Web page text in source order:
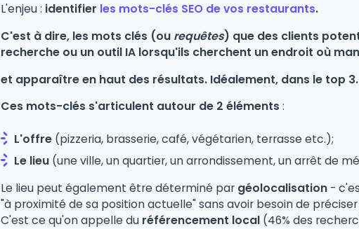
L'enjeu : identifier les mots-clés SEO de vos restaurants.
C'est à dire, les mots clés (ou requêtes) que des clients
recherche ou un outil IA lorsqu'ils cherchent un endroit où
et apparaître en haut des résultats. Idéalement, dans le top 3.
Ces mots-clés s'articulent autour de 2 éléments :
L'offre (pizzeria, brasserie, café, végétarien, terrasse etc.);
Le lieu (une ville, un quartier, un arrondissement, un arrêt de
Le lieu peut également être déterminé par géolocalisation -
"à proximité de sa position actuelle" sans avoir besoin de
C'est ce qu'on appelle du référencement local (46% des